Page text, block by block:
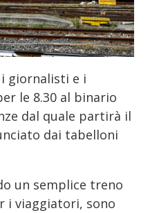
giornalisti e i
le 8.30 al binario
dal quale partirà il
dai tabelloni
un semplice treno
i viaggiatori, sono